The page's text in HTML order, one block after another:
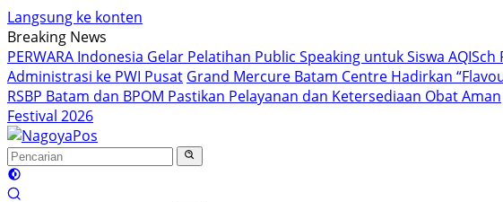
Langsung ke konten
Breaking News
PERWARA Indonesia Gelar Pelatihan Public Speaking untuk Siswa
Administrasi ke PWI Pusat Grand Mercure Batam Centre Hadirkan
RSBP Batam dan BPOM Pastikan Pelayanan dan Ketersediaan Obat Aman
Festival 2026